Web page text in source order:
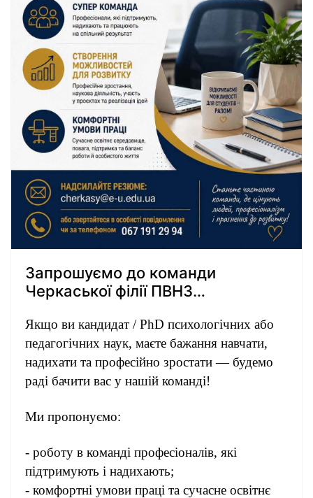
Запрошуємо до команди
Черкаської філії ПВНЗ
Якщо ви кандидат / PhD психологічних або
педагогічних наук, маєте бажання навчати,
надихати та професійно зростати — будемо
раді бачити вас у нашій команді!
Ми пропонуємо:
- роботу в команді професіоналів, які
підтримують і надихають;
- комфортні умови праці та сучасне освітнє